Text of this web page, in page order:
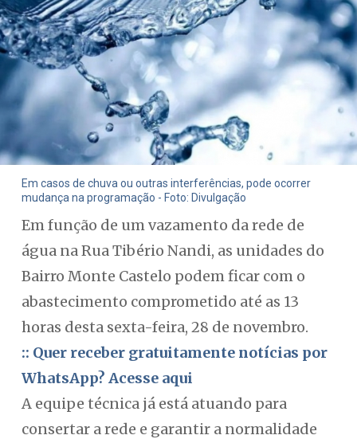
Em casos de chuva ou outras interferências, pode ocorrer
mudança na programação - Foto: Divulgação
Em função de um vazamento da rede de
água na Rua Tibério Nandi, as unidades do
Bairro Monte Castelo podem ficar com o
abastecimento comprometido até as 13
horas desta sexta-feira, 28 de novembro.
:: Quer receber gratuitamente notícias por
WhatsApp? Acesse aqui
A equipe técnica já está atuando para
consertar a rede e garantir a normalidade